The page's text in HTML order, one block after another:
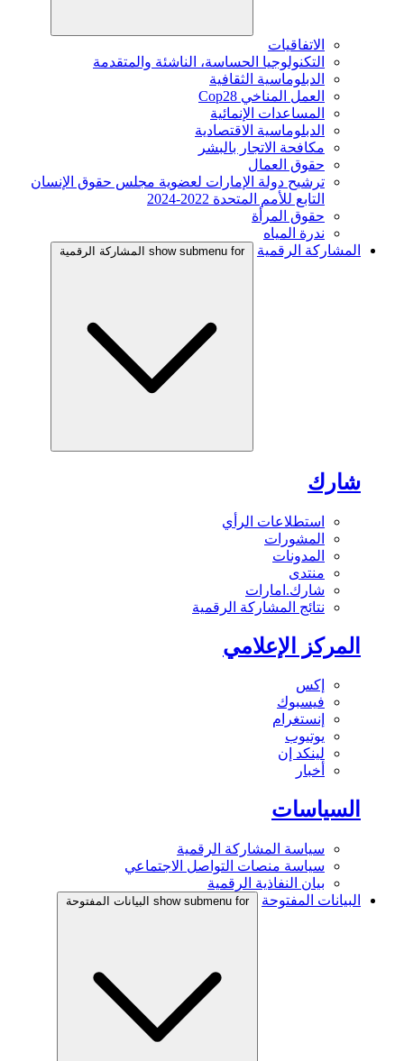
الاتفاقيات
التكنولوجيا الحساسة، الناشئة والمتقدمة
الدبلوماسية الثقافية
العمل المناخي Cop28
المساعدات الإنمائية
الدبلوماسية الاقتصادية
مكافحة الاتجار بالبشر
حقوق العمال
ترشيح دولة الإمارات لعضوية مجلس حقوق الإنسان
التابع للأمم المتحدة 2022-2024
حقوق المرأة
ندرة المياه
المشاركة الرقمية
show submenu for المشاركة الرقمية
شارك
استطلاعات الرأي
المشورات
المدونات
منتدى
شارك.امارات
نتائج المشاركة الرقمية
المركز الإعلامي
إكس
فيسبوك
إنستغرام
يوتيوب
لينكد إن
أخبار
السياسات
سياسة المشاركة الرقمية
سياسة منصات التواصل الاجتماعي
بيان النفاذية الرقمية
البيانات المفتوحة
show submenu for البيانات المفتوحة